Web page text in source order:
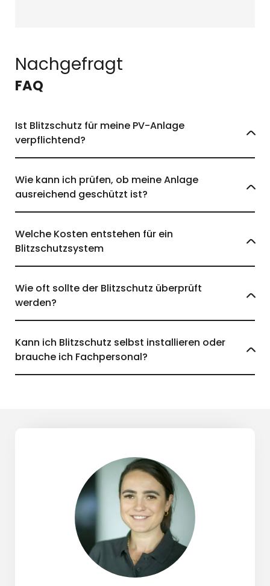
Nachgefragt
FAQ
Ist Blitzschutz für meine PV-Anlage
verpflichtend?
Wie kann ich prüfen, ob meine Anlage
ausreichend geschützt ist?
Welche Kosten entstehen für ein
Blitzschutzsystem
Wie oft sollte der Blitzschutz überprüft
werden?
Kann ich Blitzschutz selbst installieren oder
brauche ich Fachpersonal?